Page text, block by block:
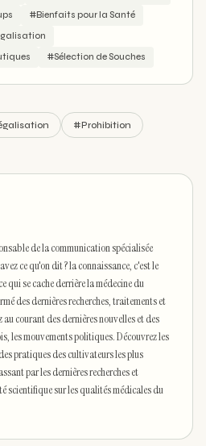
#Bienfaits pour la Santé
#Sélection de Souches
#Prohibition
de la communication spécialisée
ce qu'on dit ? la connaissance, c'est le
qui se cache derrière la médecine du
des dernières recherches, traitements et
courant des dernières nouvelles et des
les mouvements politiques. Découvrez les
pratiques des cultivateurs les plus
par les dernières recherches et
scientifique sur les qualités médicales du